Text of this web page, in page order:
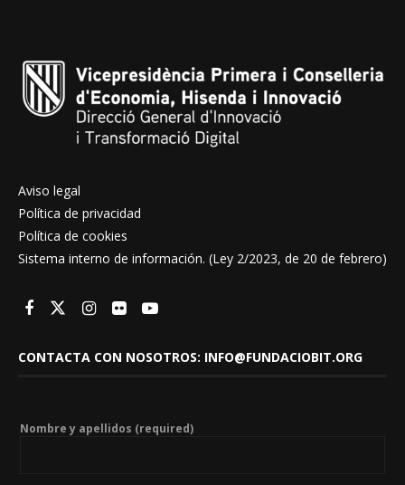
Aviso legal
Política de privacidad
Política de cookies
Sistema interno de información. (Ley 2/2023, de 20 de febrero)
CONTACTA CON NOSOTROS: INFO@FUNDACIOBIT.ORG
Nombre y apellidos (required)